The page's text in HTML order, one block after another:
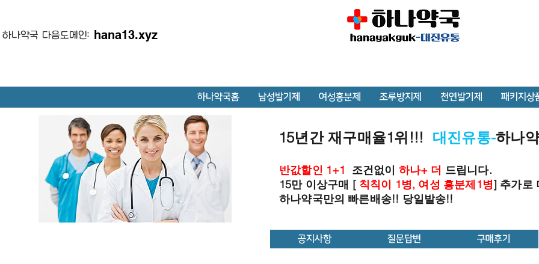
하나약국 다음도메인: hana13.xyz
하나약국홈 남성발기제 여성흥분제 조루방지제 천연발기제 패키지상
15년간 재구매율1위!!! 대진유통-하나
반값할인 1+1 조건없이 하나+ 더 드립니다.
15만 이상구매 [ 칙칙이 1병, 여성 흥분제1병] 추가로
하나약국만의 빠른배송!! 당일발송!!
공지사항 질문답변 구매후기